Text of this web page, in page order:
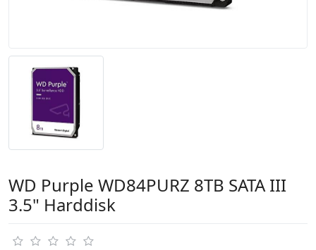
WD Purple WD84PURZ 8TB SATA III
3.5" Harddisk